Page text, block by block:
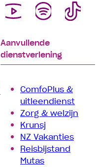
Aanvullende
dienstverlening
ComfoPlus &
uitleendienst
Zorg & welzijn
Krunsj
NZ Vakanties
Reisbijstand
Mutas